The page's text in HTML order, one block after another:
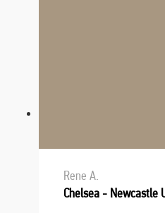
Rene A.
Chelsea - Newcastle